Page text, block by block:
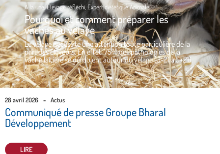
À la une,Élevage réfléchi Expert diététique Animale
Pourquoi et comment préparer les
vaches au vêlage
Le vêlage nécessite une attention toute particulière de la
part des éleveurs. En effet, 75% des pathologies de la
vache laitière se déroulent autour du vêlage (J-21 à J+21).
28 avril 2026 - Actus
Communiqué de presse Groupe Bharal
Développement
LIRE